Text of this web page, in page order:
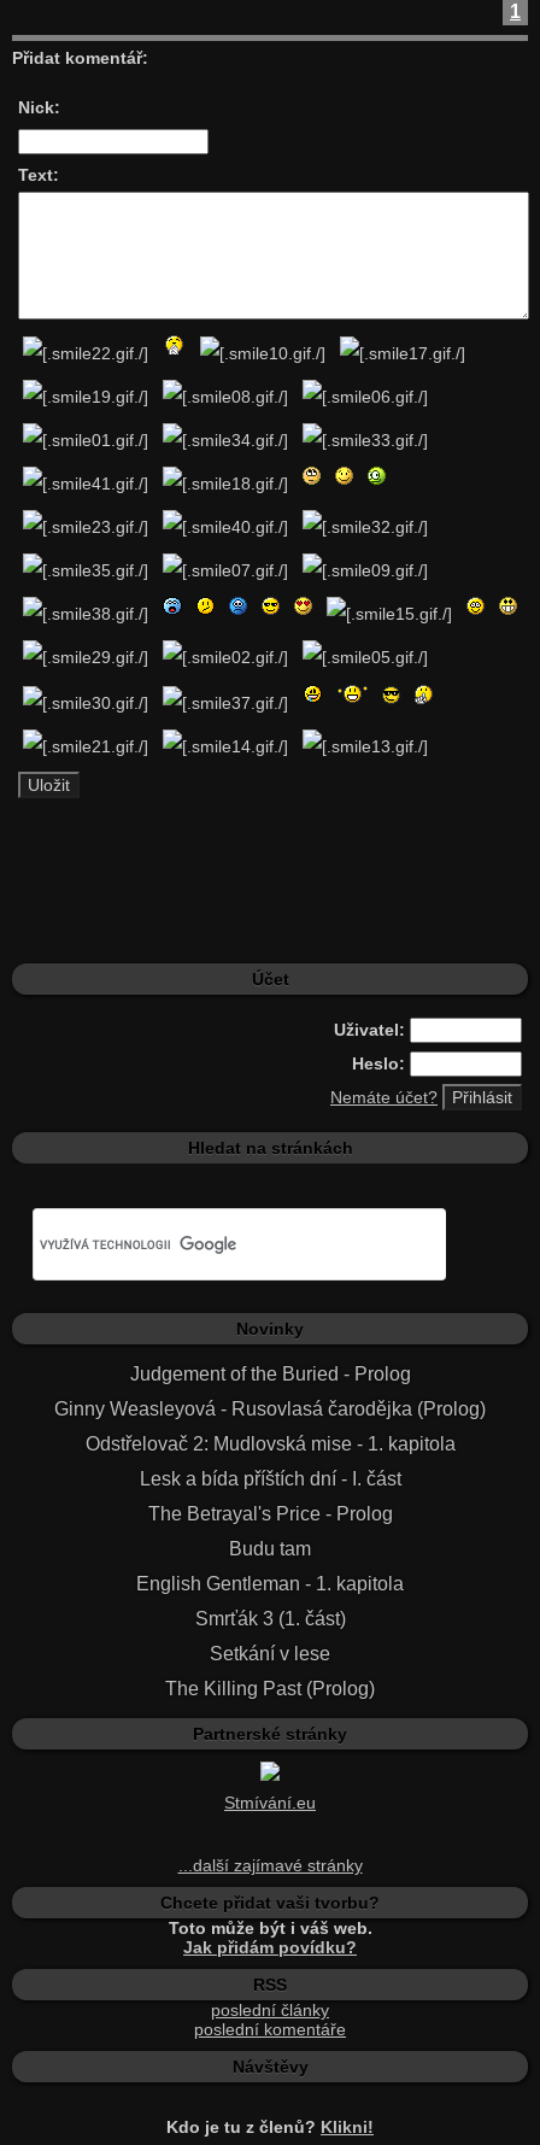
1
Přidat komentář:
Nick:
Text:
Účet
Uživatel:
Heslo:
Nemáte účet?
Hledat na stránkách
Novinky
Judgement of the Buried - Prolog
Ginny Weasleyová - Rusovlasá čarodějka (Prolog)
Odstřelovač 2: Mudlovská mise - 1. kapitola
Lesk a bída příštích dní - I. část
The Betrayal's Price - Prolog
Budu tam
English Gentleman - 1. kapitola
Smrťák 3 (1. část)
Setkání v lese
The Killing Past (Prolog)
Partnerské stránky
Stmívání.eu
...další zajímavé stránky
Chcete přidat vaši tvorbu?
Toto může být i váš web.
Jak přidám povídku?
RSS
poslední články
poslední komentáře
Návštěvy
Kdo je tu z členů? Klikni!